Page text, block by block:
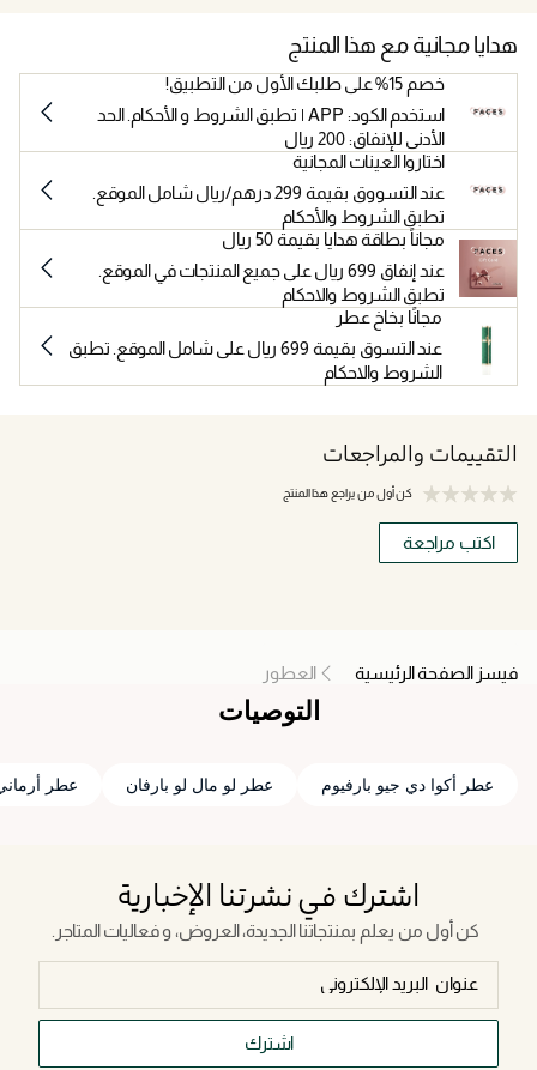
هدايا مجانية مع هذا المنتج
خصم 15% على طلبك الأول من التطبيق!
استخدم الكود: APP | تطبق الشروط و الأحكام. الحد
الأدنى للإنفاق: 200 ريال
اختاروا العينات المجانية
عند التسووق بقيمة 299 درهم/ريال شامل الموقع.
تطبق الشروط والأحكام
مجاناً بطاقة هدايا بقيمة 50 ريال
عند إنفاق 699 ريال على جميع المنتجات في الموقع.
تطبق الشروط والاحكام
مجانًا بخاخ عطر
عند التسوق بقيمة 699 ريال على شامل الموقع. تطبق
الشروط والاحكام
التقييمات والمراجعات
كن أول من يراجع هذا المنتج
اكتب مراجعة
فيسز الصفحة الرئيسية العطور
التوصيات
عطر أكوا دي جيو بارفيوم عطر لو مال لو بارفان عطر
اشترك في نشرتنا الإخبارية
كن أول من يعلم بمنتجاتنا الجديدة، العروض، و فعاليات المتاجر.
اشترك